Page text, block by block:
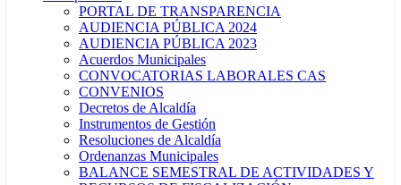
PORTAL DE TRANSPARENCIA
AUDIENCIA PÚBLICA 2024
AUDIENCIA PÚBLICA 2023
Acuerdos Municipales
CONVOCATORIAS LABORALES CAS
CONVENIOS
Decretos de Alcaldía
Instrumentos de Gestión
Resoluciones de Alcaldía
Ordenanzas Municipales
BALANCE SEMESTRAL DE ACTIVIDADES Y